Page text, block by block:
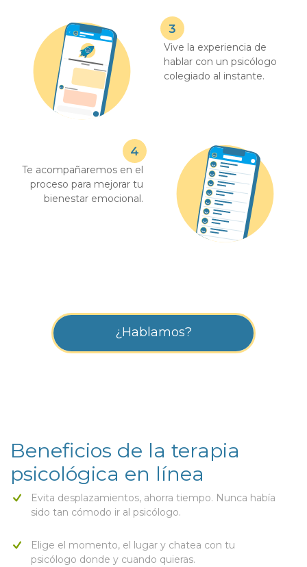
Vive la experiencia de
hablar con un psicólogo
colegiado al instante.
Te acompañaremos en el
proceso para mejorar tu
bienestar emocional.
¿Hablamos?
Beneficios de la terapia
psicológica en línea
Evita desplazamientos, ahorra tiempo. Nunca había
sido tan cómodo ir al psicólogo.
Elige el momento, el lugar y chatea con tu
psicólogo donde y cuando quieras.